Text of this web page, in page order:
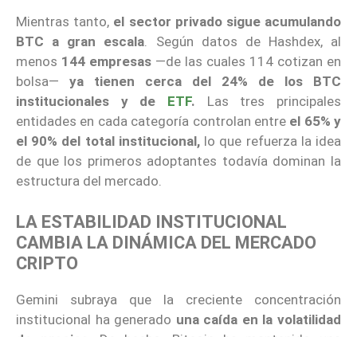
Mientras tanto, el sector privado sigue acumulando
BTC a gran escala. Según datos de Hashdex, al
menos 144 empresas —de las cuales 114 cotizan en
bolsa— ya tienen cerca del 24% de los BTC
institucionales y de ETF. Las tres principales
entidades en cada categoría controlan entre el 65% y
el 90% del total institucional,lo que refuerza la idea
de que los primeros adoptantes todavía dominan la
estructura del mercado.
LA ESTABILIDAD INSTITUCIONAL
CAMBIA LA DINÁMICA DEL MERCADO
CRIPTO
Gemini subraya que la creciente concentración
institucional ha generado una caída en la volatilidad